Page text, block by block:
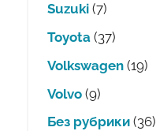
Suzuki(7)
Toyota(37)
Volkswagen(19)
Volvo(9)
Без рубрики(36)